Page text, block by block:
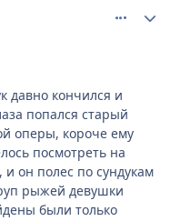
давно кончился и
попался старый
оперы, короче ему
посмотреть на
он полес по сундукам
рыжей девушки
были только